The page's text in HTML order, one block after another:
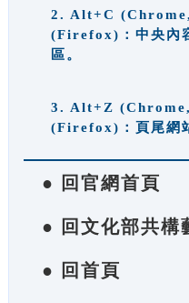
2. Alt+C
(Firefox)：中央內
區。
3. Alt+Z
(Firefox)：頁尾網
● 回官網首頁
● 回文化部共構
● 回首頁